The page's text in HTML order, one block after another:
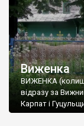
Виженка
ВИЖЕНКА
відразу за
Карпат і